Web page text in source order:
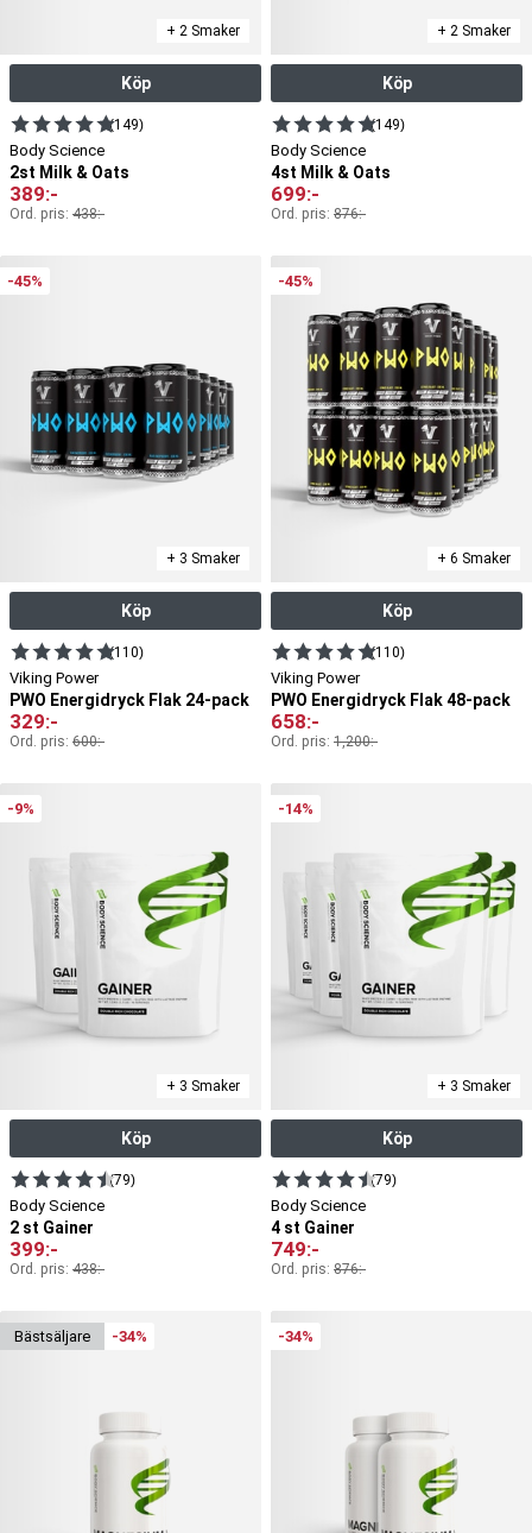
+ 2 Smaker
Köp
(149)
Body Science
2st Milk & Oats
389:-
Ord. pris: 438:-
+ 2 Smaker
Köp
(149)
Body Science
4st Milk & Oats
699:-
Ord. pris: 876:-
-45%
+ 3 Smaker
Köp
(110)
Viking Power
PWO Energidryck Flak 24-pack
329:-
Ord. pris: 600:-
-45%
+ 6 Smaker
Köp
(110)
Viking Power
PWO Energidryck Flak 48-pack
658:-
Ord. pris: 1,200:-
-9%
+ 3 Smaker
Köp
(79)
Body Science
2 st Gainer
399:-
Ord. pris: 438:-
-14%
+ 3 Smaker
Köp
(79)
Body Science
4 st Gainer
749:-
Ord. pris: 876:-
bäst­säljare -34% -34%